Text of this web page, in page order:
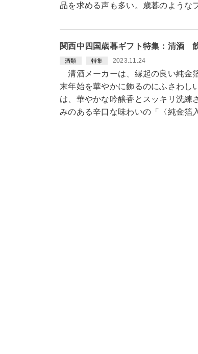
品を求める声も多い。歳暮のような
関西中四国歳暮ギフト特集：清酒
酒類 特集 2023.11.24
清酒メーカーは、縁起の良い純金
末年始を華やかに飾るのにふさわ
は、華やかな吟醸香とスッキリ洗練
みのある辛口な味わいの「〈純金箔